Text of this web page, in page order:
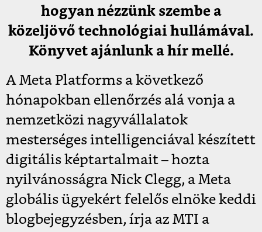
hogyan nézzünk szembe a
közeljövő technológiai hullámával.
Könyvet ajánlunk a hír mellé.
A Meta Platforms a következő
hónapokban ellenőrzés alá vonja a
nemzetközi nagyvállalatok
mesterséges intelligenciával készített
digitális képtartalmait – hozta
nyilvánosságra Nick Clegg, a Meta
globális ügyekért felelős elnöke keddi
blogbejegyzésben, írja az MTI a